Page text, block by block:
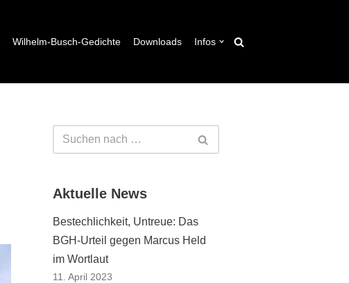
Wilhelm-Busch-Gedichte Downloads Infos
Aktuelle News
Bestechlichkeit, Untreue: Das
BGH-Urteil gegen Marcus Held
im Wortlaut
11. April 2023